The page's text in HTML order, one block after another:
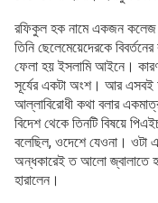
রফিকুল হক নামে একজন কলেজ
তিনি ছেলেমেয়েদেরকে
ফেলা হয় ইসলামি আইনে। কারণ
সূর্যের একটা অংশ। আর এসবই
আল্লাবিরোধী কথা বলার
বিদেশ থেকে তিনটি বিষয়ে
বলেছিল, ওদেশে যেওনা। ওটা
অন্ধকারেই ত আলো জ্বালাতে
হারালেন।